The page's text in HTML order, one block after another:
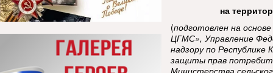
на
(подготовлен на
ЦГМС», Управление
надзору по Республике
защиты прав
Министерства